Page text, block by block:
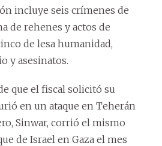
incluye seis crímenes de
de rehenes y actos de
de lesa humanidad,
y asesinatos.
que el fiscal solicitó su
en un ataque en Teherán
Sinwar, corrió el mismo
de Israel en Gaza el mes